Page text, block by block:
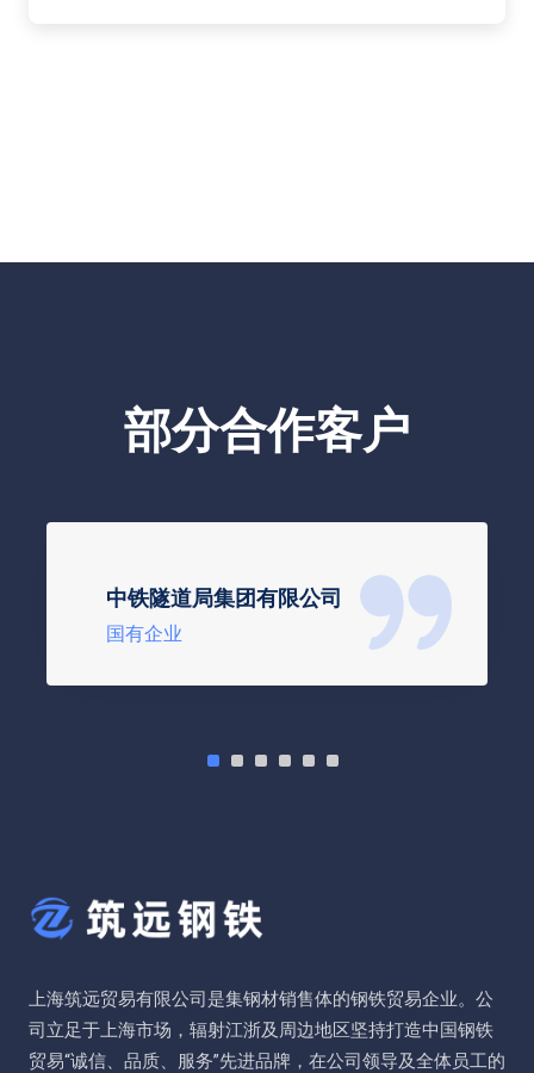
部分合作客户
中铁隧道局集团有限公司
国有企业
上海筑远贸易有限公司是集钢材销售体的钢铁贸易企业。公
司立足于上海市场，辐射江浙及周边地区坚持打造中国钢铁
贸易“诚信、品质、服务”先进品牌，在公司领导及全体员工的